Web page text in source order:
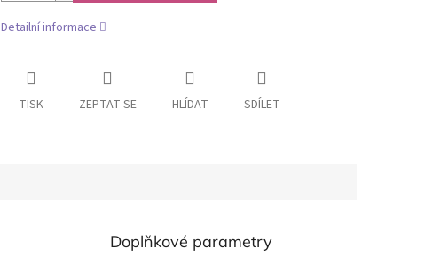
Detailní informace
TISK ZEPTAT SE HLÍDAT SDÍLET
Doplňkové parametry